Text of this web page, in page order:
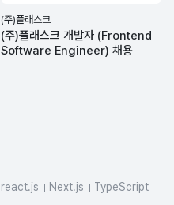
(주)플래스크
(주)플래스크 개발자 (Frontend
Software Engineer) 채용
react.js Next.js
TypeScript